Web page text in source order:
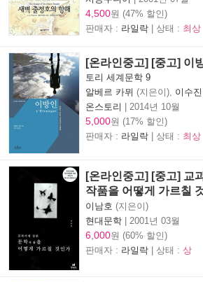
4,500원 (47% 할인)
판매자 : 라일락 | 상태 : 최상
[온라인중고] [중고] 이
토리 세계문학 9
알베르 카뮈 (지은이), 이수진
온스토리 | 2014년 10월
5,000원 (17% 할인)
판매자 : 라일락 | 상태 : 최상
[온라인중고] [중고] 교
작품을 어떻게 가르칠
이남호 (지은이)
현대문학 | 2001년 03월
6,000원 (60% 할인)
판매자 : 라일락 | 상태 : 상